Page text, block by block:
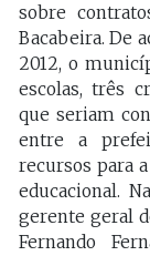
sobre
Bacabeira. De
2012, o
escolas, três
que seriam
entre a
recursos para
educacional.
gerente geral
Fernando